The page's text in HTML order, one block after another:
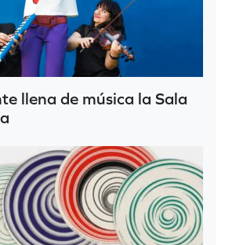
llena de música la Sala